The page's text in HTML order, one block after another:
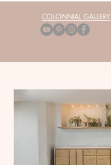
COLONNIAL GALLERY